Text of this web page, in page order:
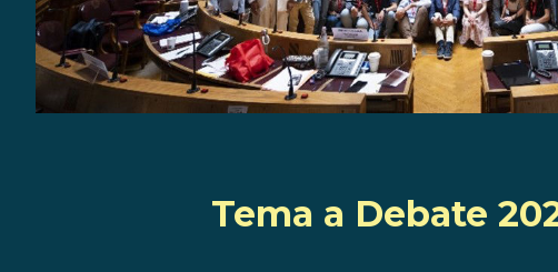
Tema a Debate